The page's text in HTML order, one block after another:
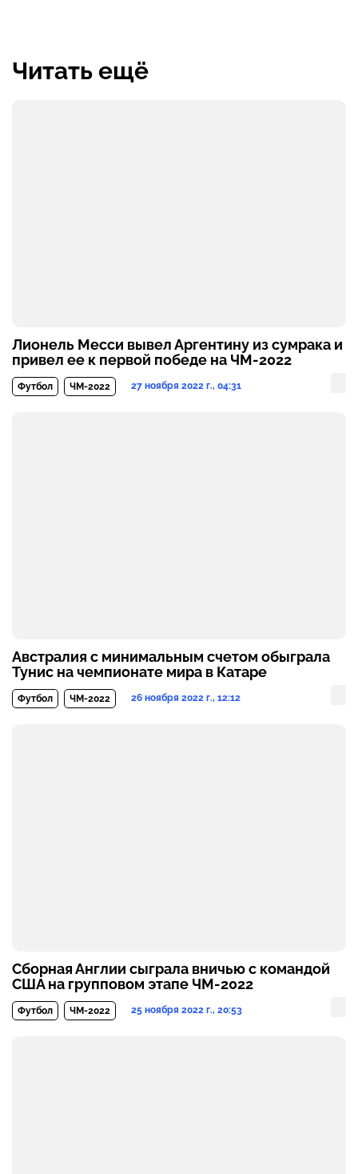
Читать ещё
Лионель Месси вывел Аргентину из сумрака и
привел ее к первой победе на ЧМ-2022
Футбол ЧМ-2022 27 ноября 2022 г., 04:31
Австралия с минимальным счетом обыграла
Тунис на чемпионате мира в Катаре
Футбол ЧМ-2022 26 ноября 2022 г., 12:12
Сборная Англии сыграла вничью с командой
США на групповом этапе ЧМ-2022
Футбол ЧМ-2022 25 ноября 2022 г., 20:53